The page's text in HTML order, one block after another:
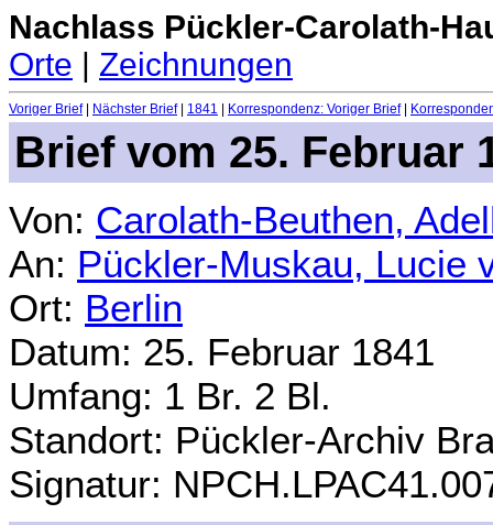
Nachlass Pückler-Carolath-
Orte | Zeichnungen
Voriger Brief| Nächster Brief| 1841 Korrespondenz: Voriger Brief|
Brief vom 25. Februar
Von: Carolath-Beuthen,
An: Pückler-Muskau, Lucie
Ort: Berlin
Datum: 25. Februar 1841
Umfang: 1 Br. 2 Bl.
Standort: Pückler-Archiv
Signatur: